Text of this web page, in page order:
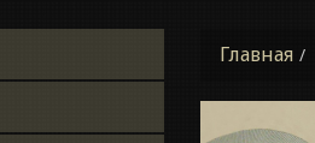
Главная